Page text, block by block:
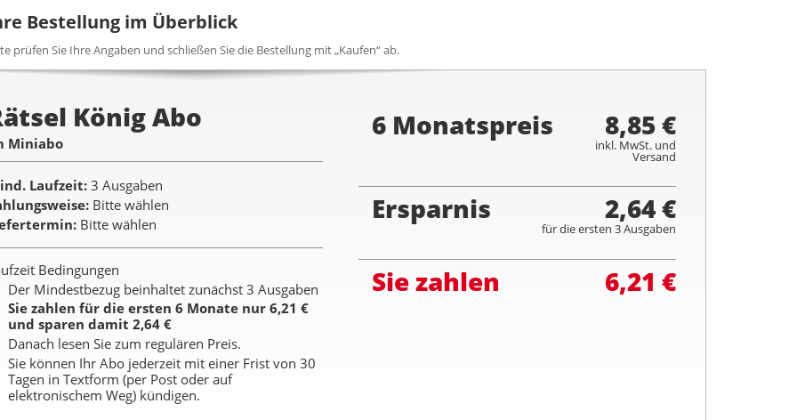
Bestellung im Überblick
prüfen Sie Ihre Angaben und schließen Sie die Bestellung mit „Kaufen“ ab.
König Abo
Miniabo
Laufzeit 3 Ausgaben
Bitte wählen
Bitte wählen
Bedingungen
Der Mindestbezug beinhaltet zunächst 3 Ausgaben
Sie zahlen für die ersten 6 Monate nur 6,21 €
und sparen damit 2,64 €
Danach lesen Sie zum regulären Preis.
Sie können Ihr Abo jederzeit mit einer Frist von 30
Tagen in Textform (per Post oder auf
elektronischem Weg) kündigen.
6 Monatspreis 8,85 €
inkl. MwSt. und
Versand
Ersparnis 2,64 €
für die ersten 3 Ausgaben
Sie zahlen 6,21 €